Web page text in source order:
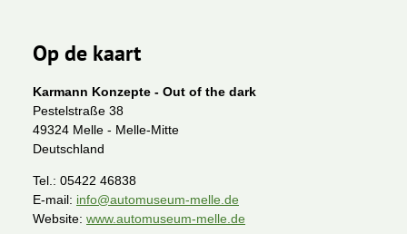
Op de kaart
Karmann Konzepte - Out of the dark
Pestelstraße 38
49324 Melle - Melle-Mitte
Deutschland
Tel.: 05422 46838
E-mail: info@automuseum-melle.de
Website: www.automuseum-melle.de